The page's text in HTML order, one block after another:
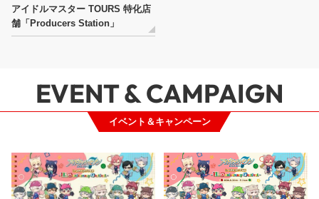
アイドルマスター TOURS 特化店
舗「Producers Station」
イベント＆キャンペーン
EVENT & CAMPAIGN